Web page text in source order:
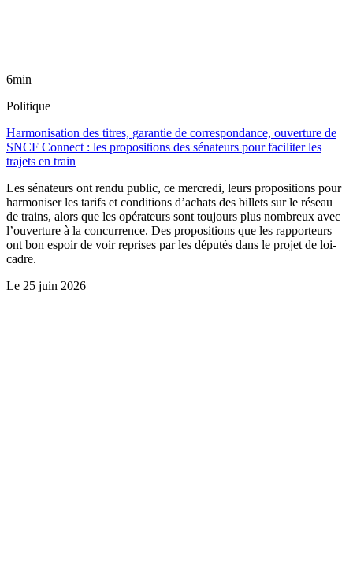
6min
Politique
Harmonisation des titres, garantie de correspondance, ouverture de
SNCF Connect : les propositions des sénateurs pour faciliter les
trajets en train
Les sénateurs ont rendu public, ce mercredi, leurs propositions pour
harmoniser les tarifs et conditions d’achats des billets sur le réseau
de trains, alors que les opérateurs sont toujours plus nombreux avec
l’ouverture à la concurrence. Des propositions que les rapporteurs
ont bon espoir de voir reprises par les députés dans le projet de loi-
cadre.
Le 25 juin 2026